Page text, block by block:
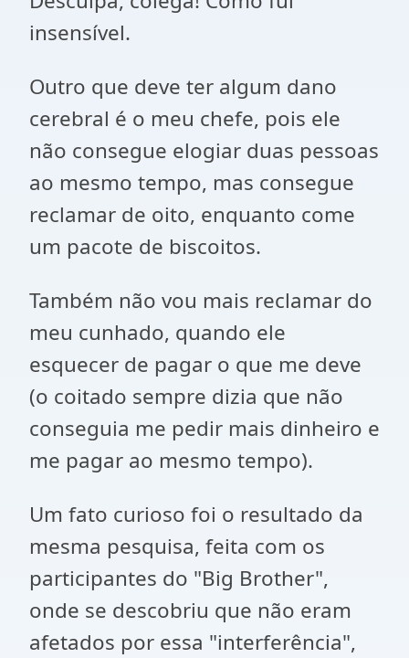
insensível.
Outro que deve ter algum dano
cerebral é o meu chefe, pois ele
não consegue elogiar duas pessoas
ao mesmo tempo, mas consegue
reclamar de oito, enquanto come
um pacote de biscoitos.
Também não vou mais reclamar do
meu cunhado, quando ele
esquecer de pagar o que me deve
(o coitado sempre dizia que não
conseguia me pedir mais dinheiro e
me pagar ao mesmo tempo).
Um fato curioso foi o resultado da
mesma pesquisa, feita com os
participantes do "Big Brother",
onde se descobriu que não eram
afetados por essa "interferência",